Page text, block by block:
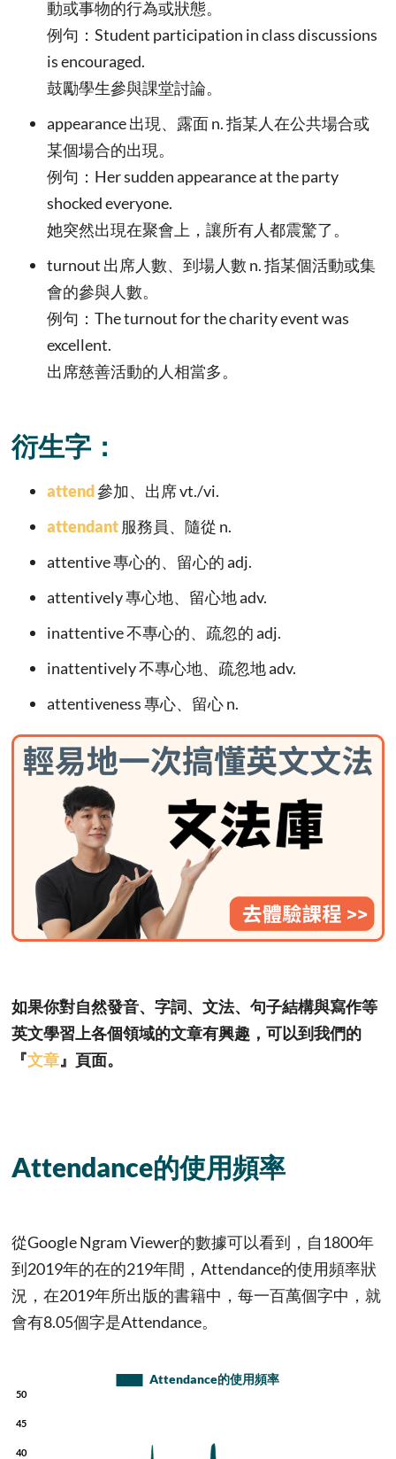
動或事物的行為或狀態。
例句：Student participation in class discussions
is encouraged.
鼓勵學生參與課堂討論。
appearance 出現、露面 n. 指某人在公共場合或
某個場合的出現。
例句：Her sudden appearance at the party
shocked everyone.
她突然出現在聚會上，讓所有人都震驚了。
turnout 出席人數、到場人數 n. 指某個活動或集
會的參與人數。
例句：The turnout for the charity event was
excellent.
出席慈善活動的人相當多。
衍生字：
attend參加、出席 vt./vi.
attendant 服務員、隨從 n.
attentive 專心的、留心的 adj.
attentively 專心地、留心地 adv.
inattentive 不專心的、疏忽的 adj.
inattentively 不專心地、疏忽地 adv.
attentiveness 專心、留心 n.
如果你對自然發音、字詞、文法、句子結構與寫作等
英文學習上各個領域的文章有興趣，可以到我們的
『文章』頁面。
Attendance的使用頻率
從Google Ngram Viewer的數據可以看到，自1800年
到2019年的在的219年間，Attendance的使用頻率狀
況，在2019年所出版的書籍中，每一百萬個字中，就
會有8.05個字是Attendance。